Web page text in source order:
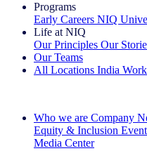
Programs
Early Careers NIQ
Life at NIQ
Our Principles Our
Our Teams
All Locations India
Who we are Company
Equity & Inclusion
Media Center